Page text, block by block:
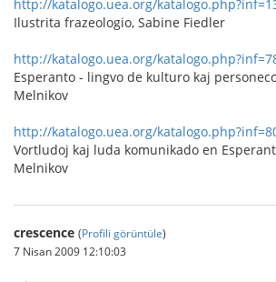
http://katalogo.uea.org/
Ilustrita frazeologio, Sabine Fiedler
http://katalogo.uea.org/
Esperanto - lingvo de kulturo kaj
Melnikov
http://katalogo.uea.org/
Vortludoj kaj luda komunikado en
Melnikov
crescence (Profili görüntüle)
7 Nisan 2009 12:10:03